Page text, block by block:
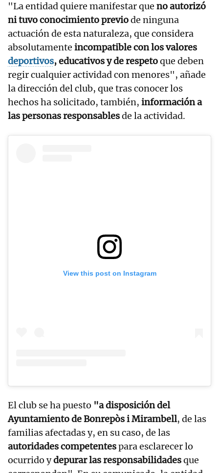
"La entidad quiere manifestar que no autorizó
ni tuvo conocimiento previode ninguna
actuación de esta naturaleza, que considera
absolutamente incompatible con los valores
deportivos, educativos y de respetoque deben
regir cualquier actividad con menores", añade
la dirección del club, que tras conocer los
hechos ha solicitado, también, información a
las personas responsablesde la actividad.
View this post on Instagram
El club se ha puesto "a disposición del
Ayuntamiento de Bonrepòs i Mirambell, de las
familias afectadas y, en su caso, de las
autoridades competentespara esclarecer lo
ocurrido ydepurar las responsabilidadesque